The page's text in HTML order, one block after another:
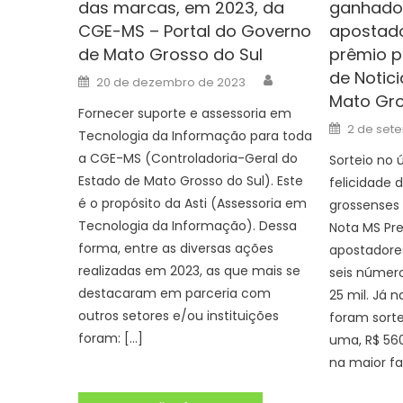
das marcas, em 2023, da
CGE-MS – Portal do Governo
de Mato Grosso do Sul
Posted
on
20 de dezembro de 2023
Fornecer suporte e assessoria em
Tecnologia da Informação para toda
a CGE-MS (Controladoria-Geral do
Estado de Mato Grosso do Sul). Este
é o propósito da Asti (Assessoria em
Tecnologia da Informação). Dessa
forma, entre as diversas ações
realizadas em 2023, as que mais se
destacaram em parceria com
outros setores e/ou instituições
foram: […]
prêmio
de
Mato
Posted
on
2 de
Sorteio no
felicidade
Nota MS
seis
25 mil. Já
foram
uma, R$
na maior